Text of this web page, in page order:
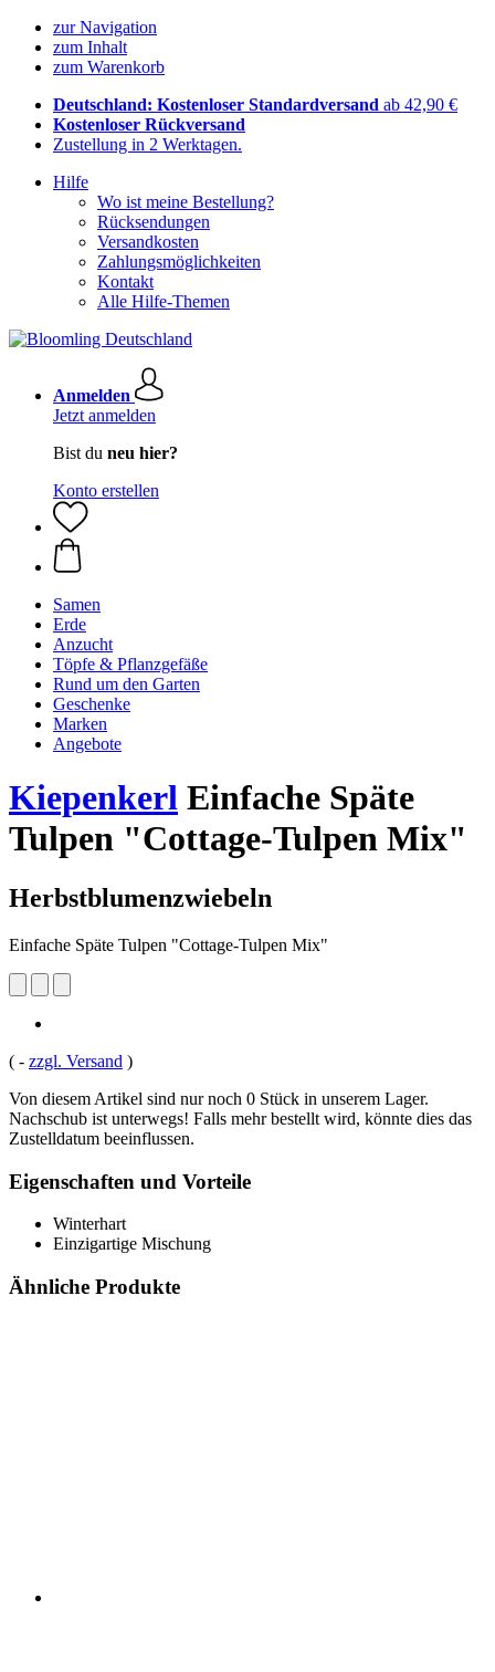
zur Navigation
zum Inhalt
zum Warenkorb
Deutschland: Kostenloser Standardversand ab 42,90 €
Kostenloser Rückversand
Zustellung in 2 Werktagen.
Hilfe
Wo ist meine Bestellung?
Rücksendungen
Versandkosten
Zahlungsmöglichkeiten
Kontakt
Alle Hilfe-Themen
Anmelden
Jetzt anmelden
Bist du neu hier?
Konto erstellen
Samen
Erde
Anzucht
Töpfe & Pflanzgefäße
Rund um den Garten
Geschenke
Marken
Angebote
Kiepenkerl Einfache Späte
Tulpen "Cottage-Tulpen Mix"
Herbstblumenzwiebeln
Einfache Späte Tulpen "Cottage-Tulpen Mix"
( - zzgl. Versand )
Von diesem Artikel sind nur noch 0 Stück in unserem Lager.
Nachschub ist unterwegs! Falls mehr bestellt wird, könnte dies das
Zustelldatum beeinflussen.
Eigenschaften und Vorteile
Winterhart
Einzigartige Mischung
Ähnliche Produkte